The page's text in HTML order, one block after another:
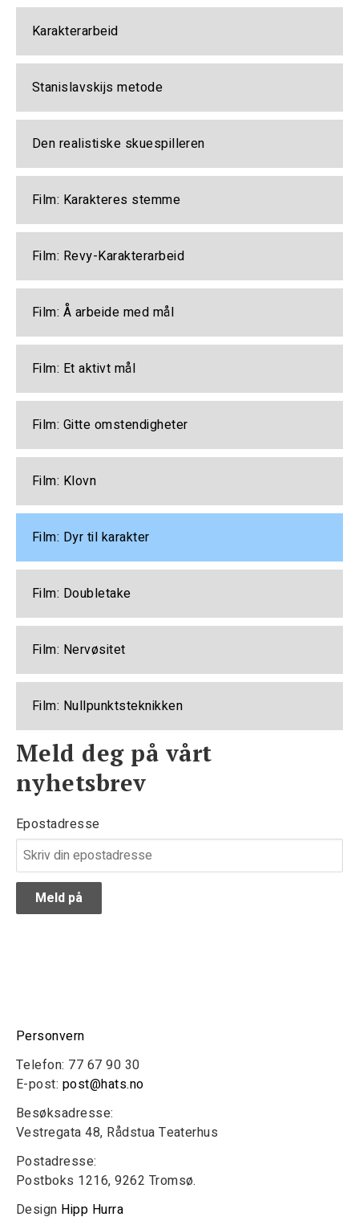
Karakterarbeid
Stanislavskijs metode
Den realistiske skuespilleren
Film: Karakteres stemme
Film: Revy-Karakterarbeid
Film: Å arbeide med mål
Film: Et aktivt mål
Film: Gitte omstendigheter
Film: Klovn
Film: Dyr til karakter
Film: Doubletake
Film: Nervøsitet
Film: Nullpunktsteknikken
Personvern
Telefon: 77 67 90 30
E-post: post@hats.no
Besøksadresse:
Vestregata 48, Rådstua Teaterhus
Postadresse:
Postboks 1216, 9262 Tromsø.
Design Hipp Hurra
Meld deg på vårt
nyhetsbrev
Epostadresse